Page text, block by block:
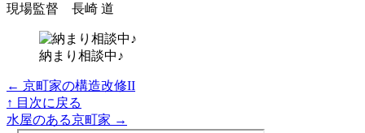
現場監督 長崎 道
納まり相談中♪
← 京町家の構造改修II
↑ 目次に戻る
水屋のある京町家 →